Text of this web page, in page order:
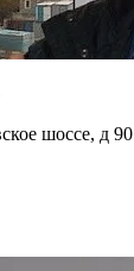
шоссе, д 90